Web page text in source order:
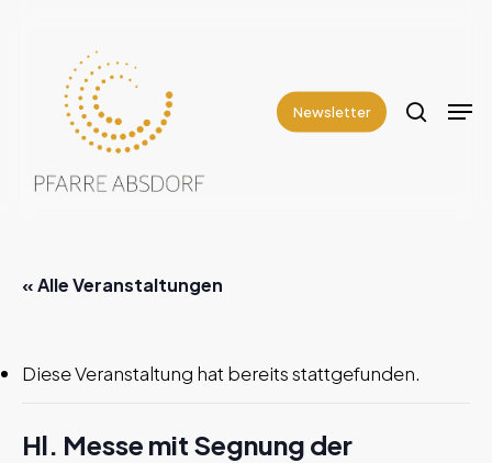
content
Newsletter
« Alle Veranstaltungen
Diese Veranstaltung hat bereits stattgefunden.
Hl. Messe mit Segnung der
Menu